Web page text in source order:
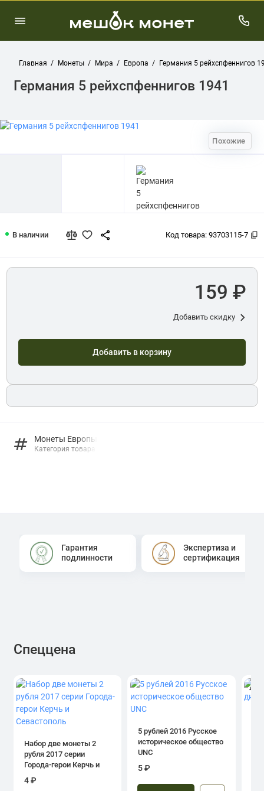
Главная Монеты Мира Европа Германия 5 рейхспфеннигов
Германия 5 рейхспфеннигов 1941
Похожие
В наличии Код товара: 93703115-7
Монеты Европы
Категория товара
159 ₽
Добавить скидку
Добавить в корзину
Гарантия
подлинности
Экспертиза и
сертификация
Спеццена
Набор две монеты 2
рубля 2017 серии
Города-герои Керчь и
4 ₽
5 рублей 2016 Русское
историческое общество
UNC
5 ₽
4.0